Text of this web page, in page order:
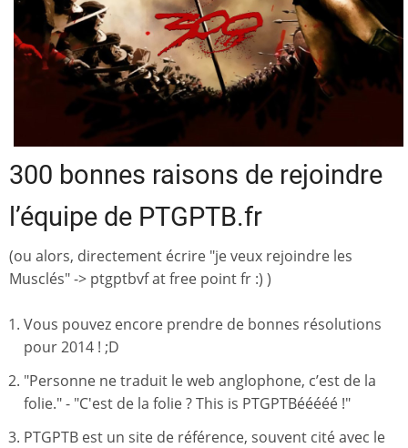
300 bonnes raisons de rejoindre
l’équipe de PTGPTB.fr
(ou alors, directement écrire "je veux rejoindre les
Musclés" -> ptgptbvf at free point fr :) )
Vous pouvez encore prendre de bonnes résolutions
pour 2014 ! ;D
"Personne ne traduit le web anglophone, c’est de la
folie." - "C'est de la folie ? This is PTGPTBééééé !"
PTGPTB est un site de référence, souvent cité avec le